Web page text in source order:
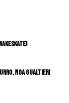
Noa Gualtieri